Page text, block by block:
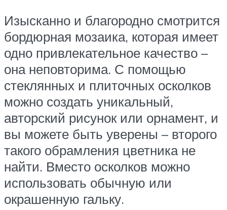
Изысканно и благородно смотрится
бордюрная мозаика, которая имеет
одно привлекательное качество –
она неповторима. С помощью
стеклянных и плиточных осколков
можно создать уникальный,
авторский рисунок или орнамент, и
вы можете быть уверены – второго
такого обрамления цветника не
найти. Вместо осколков можно
использовать обычную или
окрашенную гальку.